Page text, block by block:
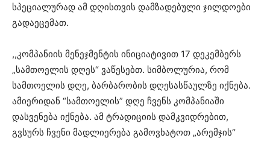
სპეციალურად ამ დღისთვის დამზადებული ჯილდოები
გადაეცემათ.
,,კომპანიის მენეჯმენტის ინიციატივით 17 დეკემბერს
„სამთოელის დღეს“ ვაწესებთ. სიმბოლურია, რომ
სამთოელის დღე, ბარბარობის დღესასწაულზე იქნება.
ამიერიდან “სამთოელის” დღე ჩვენს კომპანიაში
დასვენება იქნება. ამ ტრადიციის დამკვიდრებით,
გვსურს ჩვენი მადლიერება გამოვხატოთ „არემჯის“